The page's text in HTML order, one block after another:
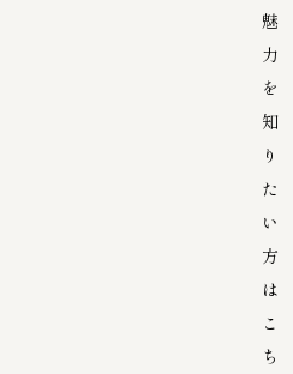
魅
力
を
知
り
た
い
方
は
こ
ち